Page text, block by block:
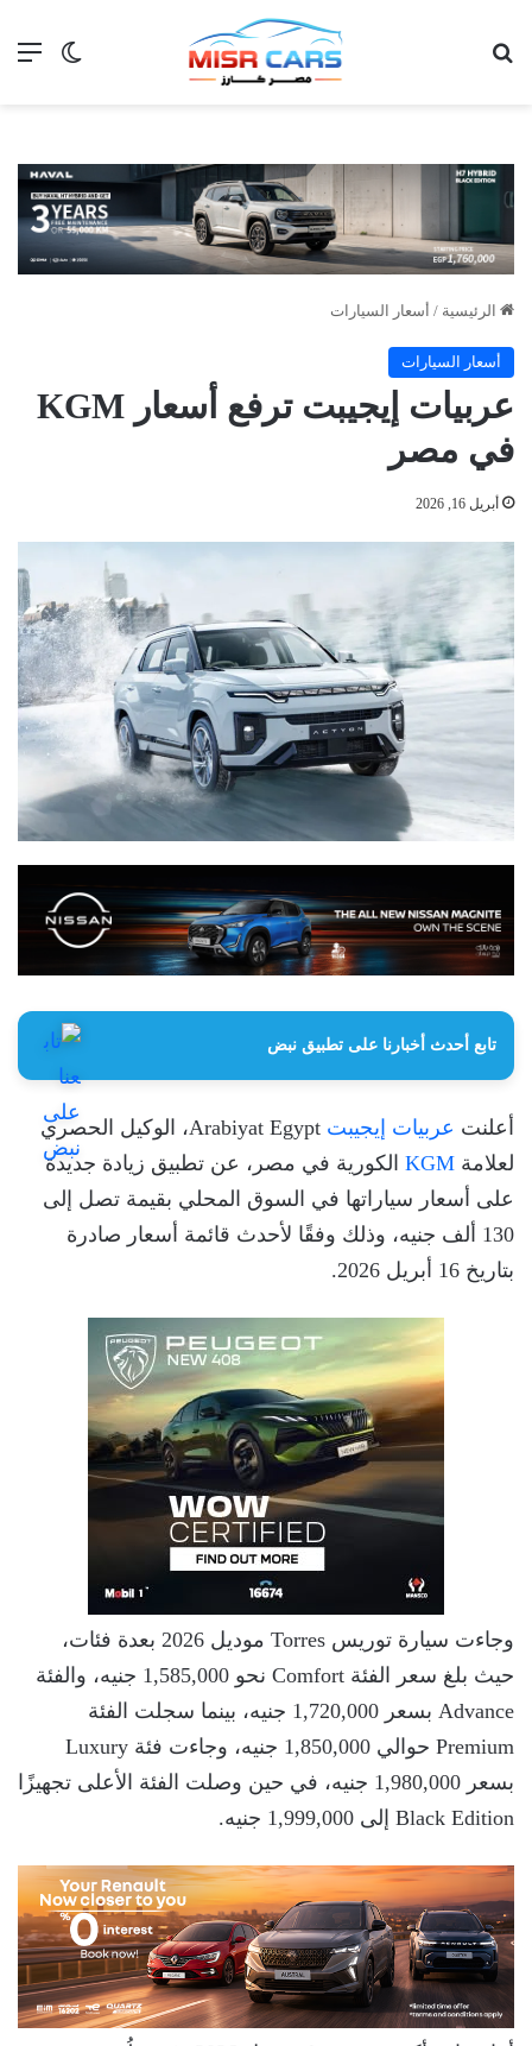
الوضع
الرئيسية / أسعار السيارات
أسعار السيارات
عربيات إيجيبت ترفع أسعار KGM
في مصر
أبريل 16, 2026
تابع أحدث أخبارنا على تطبيق نبض
أعلنت عربيات إيجيبت
Arabiyat Egypt، الوكيل الحصري
لعلامة KGM الكورية في مصر، عن تطبيق زيادة جديدة
على أسعار سياراتها في السوق المحلي بقيمة تصل إلى
130 ألف جنيه، وذلك وفقًا لأحدث قائمة أسعار صادرة
بتاريخ 16 أبريل 2026.
وجاءت سيارة توريس Torres موديل 2026 بعدة فئات،
حيث بلغ سعر الفئة Comfort نحو 1,585,000 جنيه، والفئة
Advance بسعر 1,720,000 جنيه، بينما سجلت الفئة
Premium حوالي 1,850,000 جنيه، وجاءت فئة Luxury
بسعر 1,980,000 جنيه، في حين وصلت الفئة الأعلى تجهيزًا
Black Edition إلى 1,999,000 جنيه.